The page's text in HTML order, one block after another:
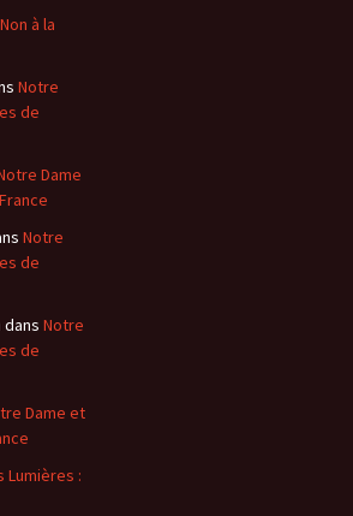
Non à la
Notre
de
Dame
Notre
de
dans Notre
de
Dame et
Lumières :